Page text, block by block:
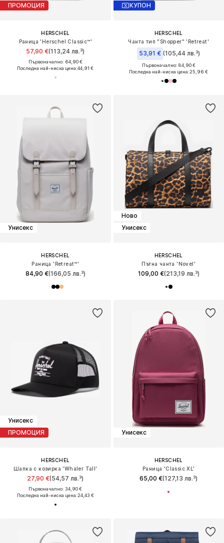
ПРОМОЦИЯ
HERSCHEL
Раница 'Herschel Classic™'
57,90 €(113,24 лв.³)
Първоначално: 64,90 €
Последна най-ниска цена:44,91 €
КУПОН
HERSCHEL
Чанта тип "Shopper" 'Retreat'
53,91 € (105,44 лв.³)
Първоначално: 84,90 €
Последна най-ниска цена:25,96 €
Унисекс
HERSCHEL
Раница 'Retreat™'
84,90 €(166,05 лв.³)
Ново
Унисекс
HERSCHEL
Пътна чанта 'Novel'
109,00 €(213,19 лв.³)
Унисекс
ПРОМОЦИЯ
HERSCHEL
Шапка с козирка 'Whaler Tall'
27,90 €(54,57 лв.³)
Първоначално: 34,90 €
Последна най-ниска цена:24,43 €
Унисекс
HERSCHEL
Раница 'Classic XL'
65,00 €(127,13 лв.³)